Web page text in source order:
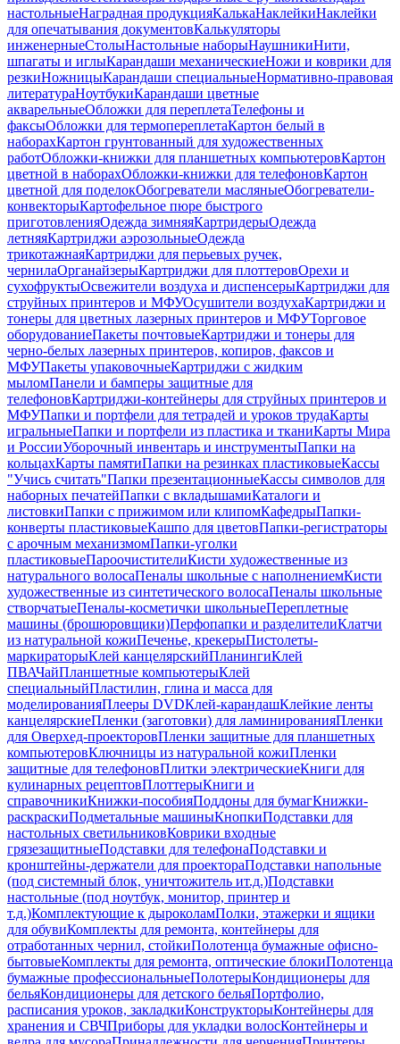
настольныеНаградная продукцияКалькаНаклейкиНаклейки
для опечатывания документовКалькуляторы
инженерныеСтолыНастольные наборыНаушникиНити,
шпагаты и иглыКарандаши механическиеНожи и коврики для
резкиНожницыКарандаши специальныеНормативно-правовая
литератураНоутбукиКарандаши цветные
акварельныеОбложки для переплетаТелефоны и
факсыОбложки для термопереплетаКартон белый в
наборахКартон грунтованный для художественных
работОбложки-книжки для планшетных компьютеровКартон
цветной в наборахОбложки-книжки для телефоновКартон
цветной для поделокОбогреватели масляныеОбогреватели-
конвекторыКартофельное пюре быстрого
приготовленияОдежда зимняяКартридерыОдежда
летняяКартриджи аэрозольныеОдежда
трикотажнаяКартриджи для перьевых ручек,
чернилаОрганайзерыКартриджи для плоттеровОрехи и
сухофруктыОсвежители воздуха и диспенсерыКартриджи для
струйных принтеров и МФУОсушители воздухаКартриджи и
тонеры для цветных лазерных принтеров и МФУТорговое
оборудованиеПакеты почтовыеКартриджи и тонеры для
черно-белых лазерных принтеров, копиров, факсов и
МФУПакеты упаковочныеКартриджи с жидким
мыломПанели и бамперы защитные для
телефоновКартриджи-контейнеры для струйных принтеров и
МФУПапки и портфели для тетрадей и уроков трудаКарты
игральныеПапки и портфели из пластика и тканиКарты Мира
и РоссииУборочный инвентарь и инструментыПапки на
кольцахКарты памятиПапки на резинках пластиковыеКассы
"Учись считать"Папки презентационныеКассы символов для
наборных печатейПапки с вкладышамиКаталоги и
листовкиПапки с прижимом или клипомКафедрыПапки-
конверты пластиковыеКашпо для цветовПапки-регистраторы
с арочным механизмомПапки-уголки
пластиковыеПароочистителиКисти художественные из
натурального волосаПеналы школьные с наполнениемКисти
художественные из синтетического волосаПеналы школьные
створчатыеПеналы-косметички школьныеПереплетные
машины (брошюровщики)Перфопапки и разделителиКлатчи
из натуральной кожиПеченье, крекерыПистолеты-
маркираторыКлей канцелярскийПланингиКлей
ПВАЧайПланшетные компьютерыКлей
специальныйПластилин, глина и масса для
моделированияПлееры DVDКлей-карандашКлейкие ленты
канцелярскиеПленки (заготовки) для ламинированияПленки
для Оверхед-проекторовПленки защитные для планшетных
компьютеровКлючницы из натуральной кожиПленки
защитные для телефоновПлитки электрическиеКниги для
кулинарных рецептовПлоттерыКниги и
справочникиКнижки-пособияПоддоны для бумагКнижки-
раскраскиПодметальные машиныКнопкиПодставки для
настольных светильниковКоврики входные
грязезащитныеПодставки для телефонаПодставки и
кронштейны-держатели для проектораПодставки напольные
(под системный блок, уничтожитель ит.д.)Подставки
настольные (под ноутбук, монитор, принтер и
т.д.)Комплектующие к дыроколамПолки, этажерки и ящики
для обувиКомплекты для ремонта, контейнеры для
отработанных чернил, стойкиПолотенца бумажные офисно-
бытовыеКомплекты для ремонта, оптические блокиПолотенца
бумажные профессиональныеПолотерыКондиционеры для
бельяКондиционеры для детского бельяПортфолио,
расписания уроков, закладкиКонструкторыКонтейнеры для
хранения и СВЧПриборы для укладки волосКонтейнеры и